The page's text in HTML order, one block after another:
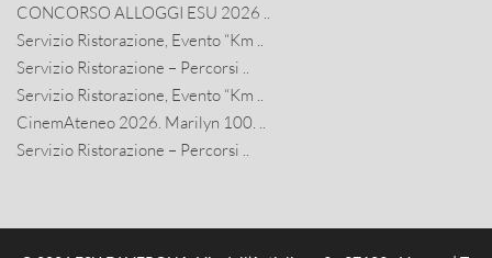
CONCORSO ALLOGGI ESU 2026 ..
Servizio Ristorazione, Evento “Km ..
Servizio Ristorazione – Percorsi ..
Servizio Ristorazione, Evento “Km ..
CinemAteneo 2026. Marilyn 100. ..
Servizio Ristorazione – Percorsi ..